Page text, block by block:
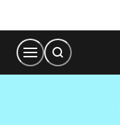
Content